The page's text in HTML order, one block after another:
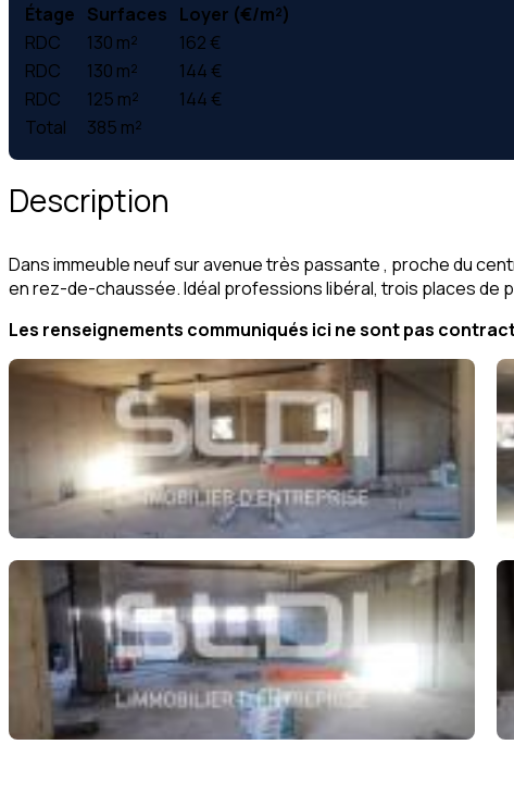
Étage Surfaces Loyer (€/m²)
RDC
130 m²
162 €
RDC
130 m²
144 €
RDC
125 m²
144 €
Total
385 m²
Description
Dans immeuble neuf sur avenue très passante , proche du
en rez-de-chaussée. Idéal professions libéral, trois places de
Les renseignements communiqués ici ne sont pas